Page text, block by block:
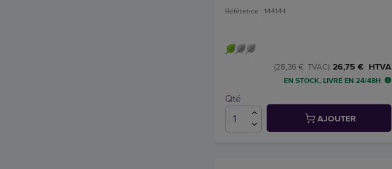
Référence : 144144
26,75 € HTVA
(28,36 € TVAC)
EN STOCK, LIVRÉ EN 24/48H
Qté
AJOUTER